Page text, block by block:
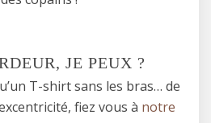
JE PEUX ?
T-shirt sans les bras… de
fiez vous à notre